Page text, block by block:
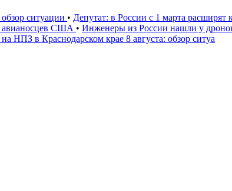
ситуации • Депутат: в России с 1 марта расширят
авианосцев США • Инженеры из России нашли у
НПЗ в Краснодарском крае 8 августа: обзор ситуа